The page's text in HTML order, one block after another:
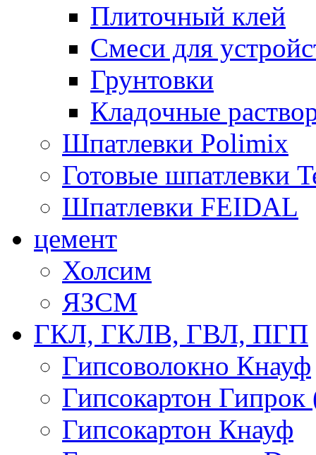
Плиточный клей
Смеси для
Грунтовки
Кладочные
Шпатлевки Polimix
Готовые шпатлевки
Шпатлевки FEIDAL
цемент
Холсим
ЯЗCМ
ГКЛ, ГКЛВ, ГВЛ, ПГП
Гипсоволокно Кнауф
Гипсокартон Гипрок
Гипсокартон Кнауф